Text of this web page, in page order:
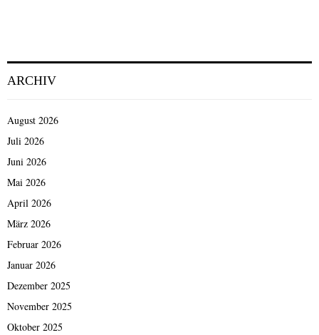
ARCHIV
August 2026
Juli 2026
Juni 2026
Mai 2026
April 2026
März 2026
Februar 2026
Januar 2026
Dezember 2025
November 2025
Oktober 2025